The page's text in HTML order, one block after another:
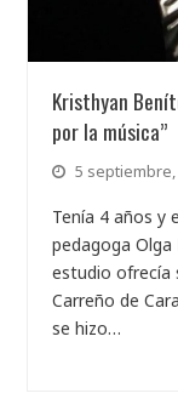
Kristhyan
por la música”
5 septiembre,
Tenía 4 años y
pedagoga
estudio ofrecía
Carreño de
se hizo…